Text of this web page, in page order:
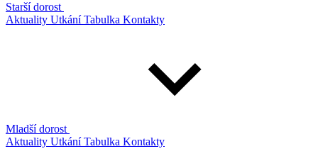
Starší dorost
Aktuality UtkáníTabulka Kontakty
Mladší dorost
Aktuality UtkáníTabulka Kontakty